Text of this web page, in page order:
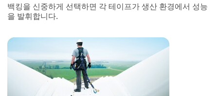
백킹을 신중하게 선택하면 각 테이프가 생산 환경에서 성능
을 발휘합니다.